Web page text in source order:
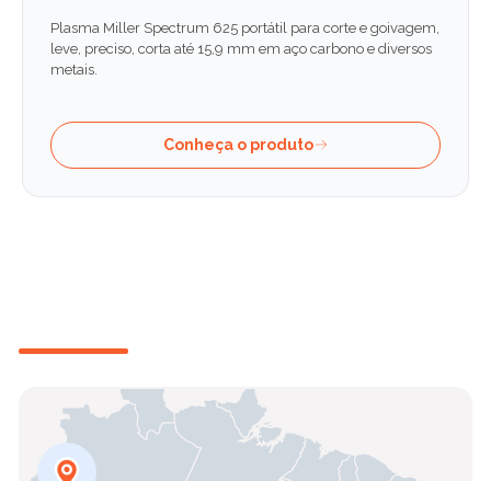
Plasma Miller Spectrum 625 portátil para corte e goivagem,
leve, preciso, corta até 15,9 mm em aço carbono e diversos
metais.
Conheça o produto